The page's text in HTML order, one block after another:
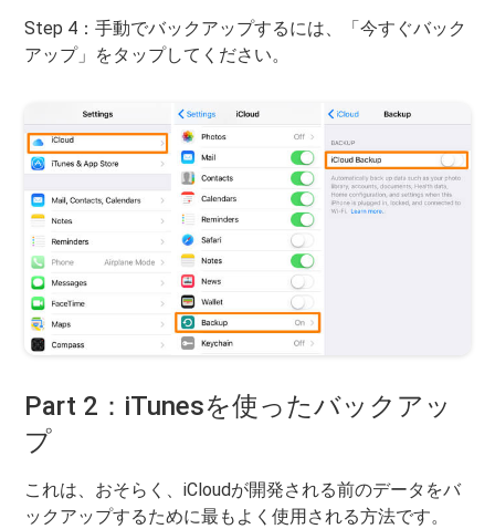
Step 4：手動でバックアップするには、「今すぐバック
アップ」をタップしてください。
Part 2：iTunesを使ったバックアッ
プ
これは、おそらく、iCloudが開発される前のデータをバ
ックアップするために最もよく使用される方法です。